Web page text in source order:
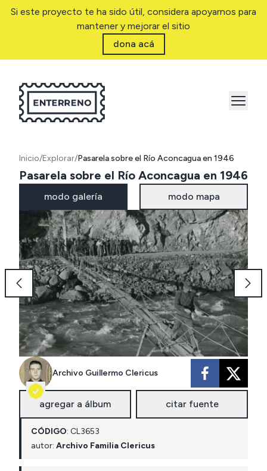
Si este proyecto te ha sido útil, considera apoyarnos para
mantener y mejorar el sitio
dona acá
Inicio/Explorar/Pasarela sobre el Río Aconcagua en 1946
Pasarela sobre el Río Aconcagua en 1946
modo galería modo mapa
Archivo Guillermo Clericus
agregar a álbum citar fuente
CÓDIGO: CL3653
autor: Archivo Familia Clericus